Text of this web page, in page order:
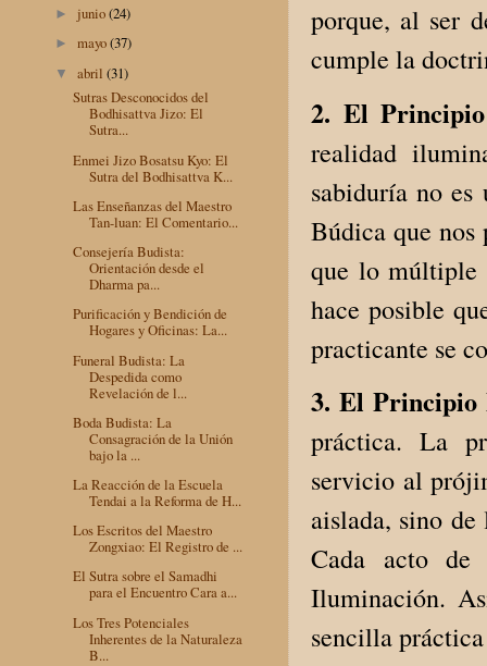
porque, al ser
cumple la
2. El
realidad
sabiduría no
Búdica que
que lo múltiple
hace posible
practicante se
3. El Principio
práctica. La
servicio al
aislada, sino
Cada acto de
Iluminación.
sencilla
► junio(24)
►mayo(37)
▼abril(31)
Sutras Desconocidos del
Bodhisattva Jizo: El
Sutra...
Enmei Jizo Bosatsu Kyo: El
Sutra del Bodhisattva K...
Las Enseñanzas del Maestro
Tan-luan: El Comentario...
Consejería Budista:
Orientación desde el
Dharma pa...
Purificación y Bendición de
Hogares y Oficinas: La...
Funeral Budista: La
Despedida como
Revelación de l...
Boda Budista: La
Consagración de la Unión
bajo la ...
La Reacción de la Escuela
Tendai a la Reforma de H...
Los Escritos del Maestro
Zongxiao: El Registro de ...
El Sutra sobre el Samadhi
para el Encuentro Cara a...
Los Tres Potenciales
Inherentes de la Naturaleza
B...